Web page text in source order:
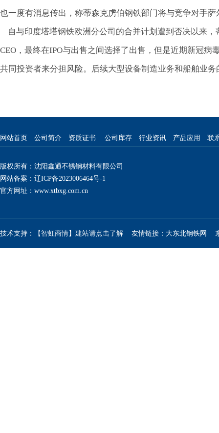
也一度有消息传出，称蒂森克虏伯钢铁部门将与竞争对手
自与印度塔塔钢铁欧洲分公司的合并计划遭到否决以来
CEO，最终在IPO与出售之间选择了出售，但是近期新冠
共同投资者来分担风险。后续大型设备制造业务和船舶业
网站首页 公司简介 资质证书 公司库存 行业资讯 产品应用 联
版权所有：沈阳鑫通不锈钢材料有限公司
网站备案：辽ICP备2023006464号-1
官方网址： www.xtbxg.com.cn
技术支持：【智虹商情】建站请点击了解 友情链接： 大东北钢铁网